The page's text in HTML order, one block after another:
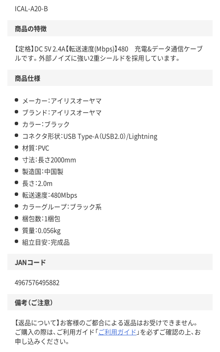
ICAL-A20-B
商品の特徴
【定格】DC 5V 2.4A【転送速度(Mbps)】480 充電&データ通信ケーブ
ルです。外部ノイズに強い2重シールドを採用しています。
商品仕様
メーカー：アイリスオーヤマ
ブランド：アイリスオーヤマ
カラー：ブラック
コネクタ形状：USB Type-A（USB2.0）/Lightning
材質：PVC
寸法：長さ2000mm
製造国：中国製
長さ：2.0m
転送速度：480Mbps
カラーグループ：ブラック系
梱包数：1梱包
質量：0.056kg
組立目安：完成品
JANコード
4967576495882
備考（ご注意）
【返品について】お客様のご都合による返品はお受けできません。
ご購入の際は、ご利用ガイド「ご利用ガイド 」を必ずご確認の上、お
申し込みください。